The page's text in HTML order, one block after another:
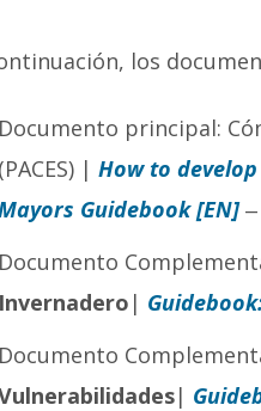
los
Documento principal:
(PACES) | How to
Guidebook [EN]‒
Documento
Invernadero |
Documento
|